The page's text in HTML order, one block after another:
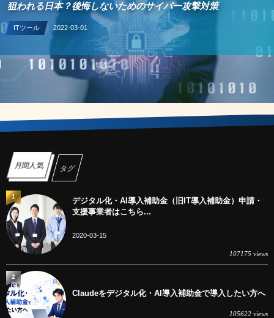
狙われる日本？後悔しないためのサイバー攻撃対策
ITツール 2022-03-01
月間人気 タグ
デジタル化・AI導入補助金（旧IT導入補助金）申請・
支援事業者はこちら...
2020-03-15
107175 views
1
Claudeをデジタル化・AI導入補助金で導入したい方へ
105622 views
2